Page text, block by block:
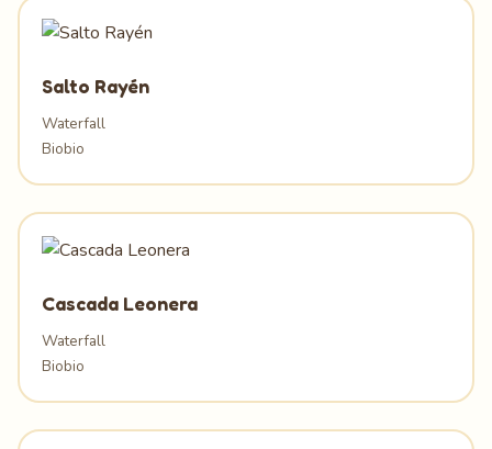
Salto Rayén
Waterfall
Biobio
Cascada Leonera
Waterfall
Biobio